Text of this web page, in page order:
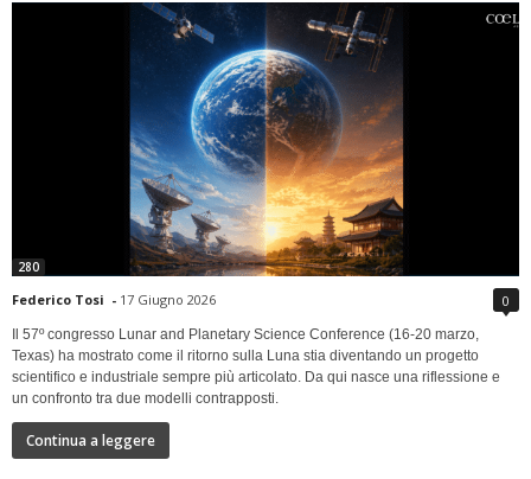
280
Federico Tosi - 17 Giugno 2026 0
Il 57º congresso Lunar and Planetary Science Conference (16-20 marzo,
Texas) ha mostrato come il ritorno sulla Luna stia diventando un progetto
scientifico e industriale sempre più articolato. Da qui nasce una riflessione e
un confronto tra due modelli contrapposti.
Continua a leggere